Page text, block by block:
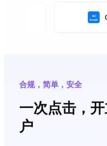
合规，简单，安全
一次点击，
户